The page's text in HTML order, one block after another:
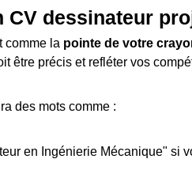
CV dessinateur
comme la pointe de votre
être précis et refléter vos
des mots comme :
en Ingénierie Mécanique" si